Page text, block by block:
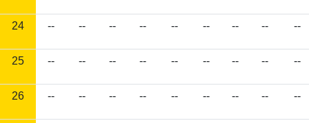
24 -- -- -- -- -- -- -- -- --
25 -- -- -- -- -- -- -- -- --
26 -- -- -- -- -- -- -- -- --